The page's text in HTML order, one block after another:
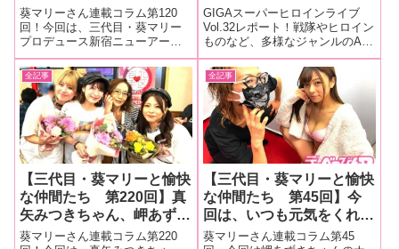
「神納花とゆかいな仲間た
ち」を大量画像でレポー
ト！神納花を筆頭に、岬あ
ずさ、望月あやか、最上さ
ゆき、豊中アリスが登場！
葵マリーさん連載コラム第120
回！今回は、三代目・葵マリー
プロデュース新宿ニューアート
SM興行「神納花とゆかいな仲間
たち」を大量画像でレポート！
神納花さんを筆頭に、妹分の岬
あずさちゃん、ドグマM女軍団か
ら望月あやかちゃんと最上さゆ
きちゃん、
白ふわり、幾野まちがチョ
ークスリーパーで失神状態
に！ 怪人なしの戦闘員だ
らけのヒロインショー！
GIGAスーパーヒロインライブ
Vol.32レポート！戦隊やヒロイン
ものなど、多様なジャンルのAV
で他に類を見ない存在感を誇る
メーカー「GIGA」。そのGIGA
が贈る大人気イベント「GIGAス
ーパーヒロインライブVol.32」
が、11月8日に
全記事
【三代目・葵マリーと愉快
な仲間たち 第220回】真
矢みつきちゃん、岬あずさ
ちゃん、とよちゃんのユニ
葵マリーさん連載コラム第220
全記事
【三代目・葵マリーと愉快
な仲間たち 第45回】今
回は、いつも元気をくれる
岬あずさちゃんのナチュラ
葵マリーさん連載コラム第45